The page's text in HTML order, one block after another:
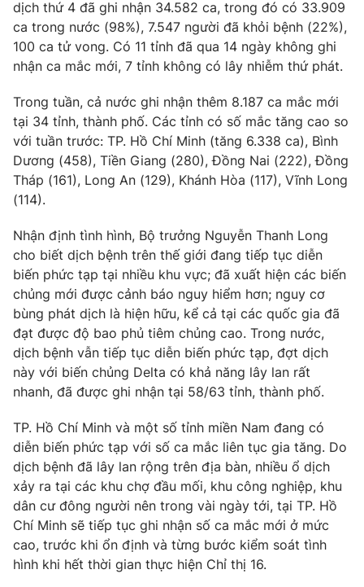
Liên hệ quảng cáo:024-7300.7108
® Cấm sao chép dưới mọi hình thức nếu không có sự chấp
thuận bằng văn bản. Ghi rõ nguồn VTV.vn khi phát hành lại
thông tin từ website này.
dịch thứ 4 đã ghi nhận 34.582 ca, trong đó có 33.909
ca trong nước (98%), 7.547 người đã khỏi bệnh (22%),
100 ca tử vong. Có 11 tỉnh đã qua 14 ngày không ghi
nhận ca mắc mới, 7 tỉnh không có lây nhiễm thứ phát.
Trong tuần, cả nước ghi nhận thêm 8.187 ca mắc mới
tại 34 tỉnh, thành phố. Các tỉnh có số mắc tăng cao so
với tuần trước: TP. Hồ Chí Minh (tăng 6.338 ca), Bình
Dương (458), Tiền Giang (280), Đồng Nai (222), Đồng
Tháp (161), Long An (129), Khánh Hòa (117), Vĩnh Long
(114).
Nhận định tình hình, Bộ trưởng Nguyễn Thanh Long
cho biết dịch bệnh trên thế giới đang tiếp tục diễn
biến phức tạp tại nhiều khu vực; đã xuất hiện các biến
chủng mới được cảnh báo nguy hiểm hơn; nguy cơ
bùng phát dịch là hiện hữu, kể cả tại các quốc gia đã
đạt được độ bao phủ tiêm chủng cao. Trong nước,
dịch bệnh vẫn tiếp tục diễn biến phức tạp, đợt dịch
này với biến chủng Delta có khả năng lây lan rất
nhanh, đã được ghi nhận tại 58/63 tỉnh, thành phố.
TP. Hồ Chí Minh và một số tỉnh miền Nam đang có
diễn biến phức tạp với số ca mắc liên tục gia tăng. Do
dịch bệnh đã lây lan rộng trên địa bàn, nhiều ổ dịch
xảy ra tại các khu chợ đầu mối, khu công nghiệp, khu
dân cư đông người nên trong vài ngày tới, tại TP. Hồ
Chí Minh sẽ tiếp tục ghi nhận số ca mắc mới ở mức
cao, trước khi ổn định và từng bước kiểm soát tình
hình khi hết thời gian thực hiện Chỉ thị 16.